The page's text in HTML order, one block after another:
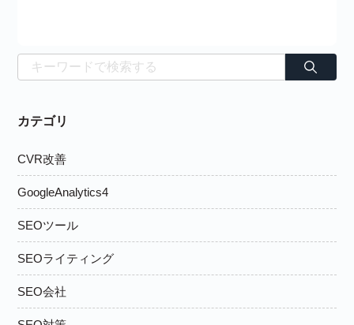
カテゴリ
CVR改善
GoogleAnalytics4
SEOツール
SEOライティング
SEO会社